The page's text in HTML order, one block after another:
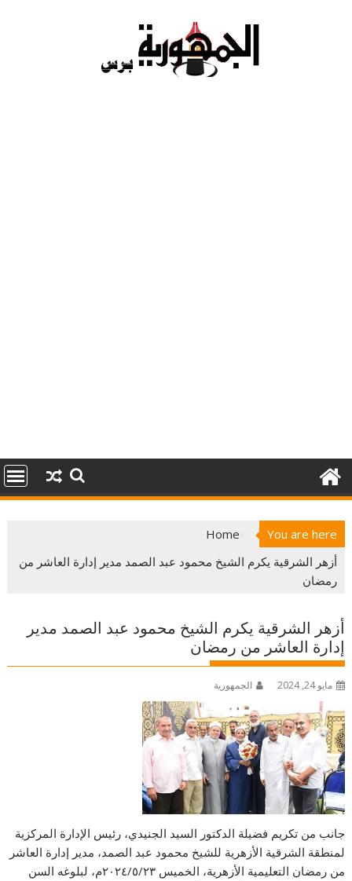
You are here
Home
أزهر الشرقية يكرم الشيخ محمود عبد الصمد مدير إدارة العاشر من
رمضان
أزهر الشرقية يكرم الشيخ محمود عبد الصمد مدير
إدارة العاشر من رمضان
مايو 24, 2024 الجمهورية
جانب من تكريم فضيلة الدكتور السيد الجنيدي، رئيس الإدارة المركزية
لمنطقة الشرقية الأزهرية للشيخ محمود عبد الصمد، مدير إدارة العاشر
من رمضان التعليمية الأزهرية، الخميس ٢٠٢٤/٥/٢٣م، لبلوغه السن